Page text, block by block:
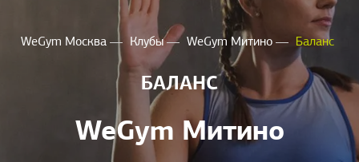
WeGym Москва Клубы WeGym Митино Баланс
БАЛАНС
WeGym Митино